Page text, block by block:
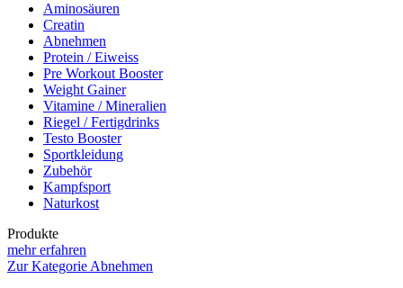
Aminosäuren
Creatin
Abnehmen
Protein / Eiweiss
Pre Workout Booster
Weight Gainer
Vitamine / Mineralien
Riegel / Fertigdrinks
Testo Booster
Sportkleidung
Zubehör
Kampfsport
Naturkost
Produkte
mehr erfahren
Zur Kategorie Abnehmen